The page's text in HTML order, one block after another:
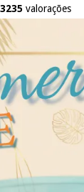
valorações